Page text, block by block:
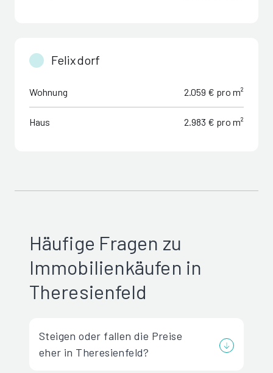
Felixdorf
Wohnung 2.059 € pro m²
Haus 2.983 € pro m²
Häufige Fragen zu
Immobilienkäufen in
Theresienfeld
Steigen oder fallen die Preise
eher in Theresienfeld?